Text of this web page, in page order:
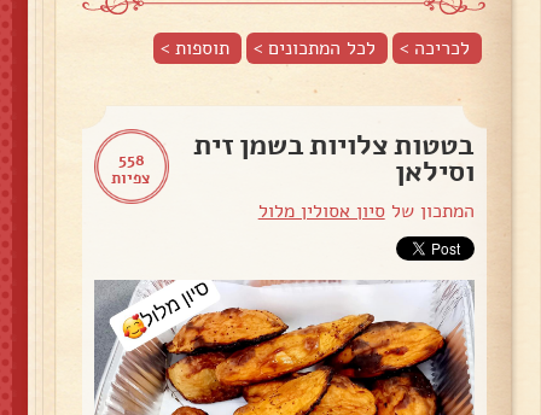
לכריכה > לכל המתכונים > תוספות>
558
צפיות
בטטות צלויות בשמן זית
וסילאן
המתכון שלסיון אסולין מלול